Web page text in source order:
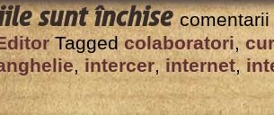
sunt închisepentru
Interviu
despre
Intercer
în
Taggedcolaboratori,
,intercer,internet,